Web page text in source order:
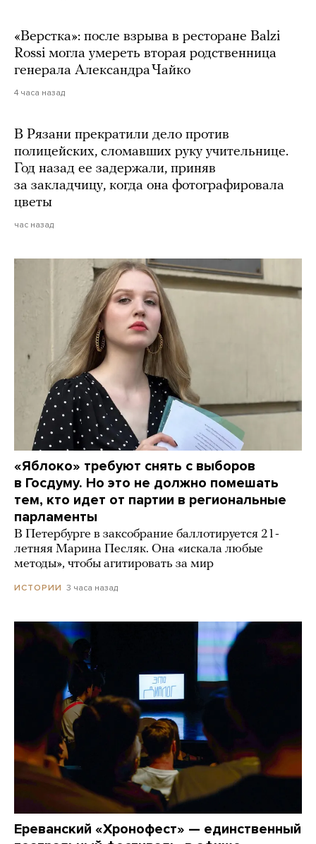
«Верстка»: после взрыва в ресторане Balzi
Rossi могла умереть вторая родственница
генерала Александра Чайко
4 часа назад
В Рязани прекратили дело против
полицейских, сломавших руку учительнице.
Год назад ее задержали, приняв
за закладчицу, когда она фотографировала
цветы
час назад
«Яблоко» требуют снять с выборов
в Госдуму. Но это не должно помешать
тем, кто идет от партии в региональные
парламенты
В Петербурге в заксобрание баллотируется 21-
летняя Марина Песляк. Она «искала любые
методы», чтобы агитировать за мир
ИСТОРИИ 3 часа назад
Ереванский «Хронофест» — единственный